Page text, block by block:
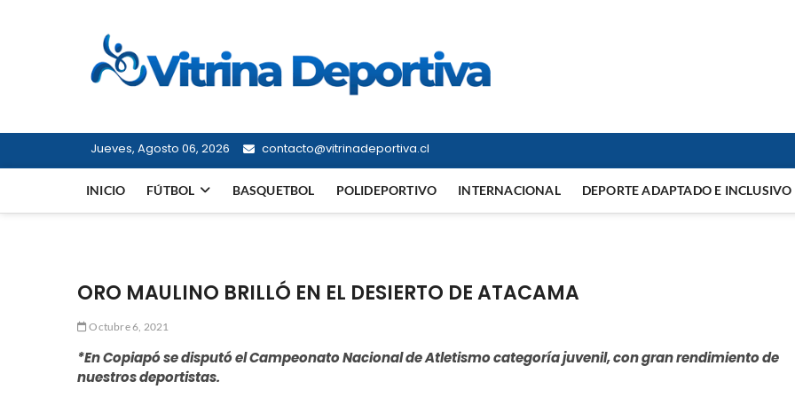
Jueves, Agosto 06, 2026 contacto@vitrinadeportiva.cl
INICIO FÚTBOL BASQUETBOL POLIDEPORTIVO INTERNACIONAL DEPORTE ADAPTADO E INCLUSIVO
ORO MAULINO BRILLÓ EN EL DESIERTO DE ATACAMA
Octubre 6, 2021
*En Copiapó se disputó el Campeonato Nacional de Atletismo categoría juvenil, con gran rendimiento de
nuestros deportistas.